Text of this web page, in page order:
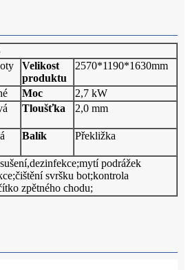
Velikost
produktu
2570*1190*1630mm
Moc
2,7 kW
Tloušťka 2,0 mm
Balík Překližka
podrážek
svršku bot;kontrola
zpětného chodu;